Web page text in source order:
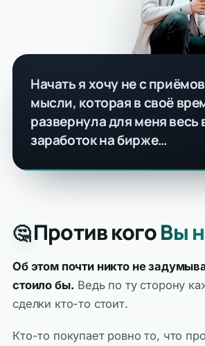
Начать я хочу не с
мысли, которая в своё
развернула для меня весь
заработок на бирже…
🤔Против когоВы
Об этом почти никто не
стоило бы. Ведь по ту сторону
сделки кто-то стоит.
Кто-то покупает ровно то, что